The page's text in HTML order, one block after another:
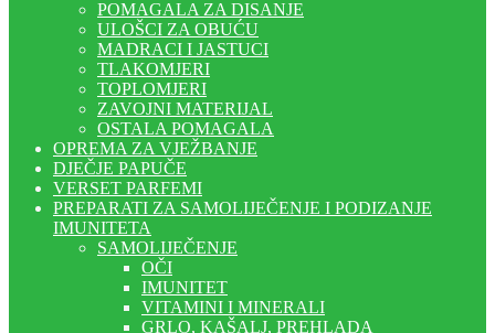
POMAGALA ZA DISANJE
ULOŠCI ZA OBUĆU
MADRACI I JASTUCI
TLAKOMJERI
TOPLOMJERI
ZAVOJNI MATERIJAL
OSTALA POMAGALA
OPREMA ZA VJEŽBANJE
DJEČJE PAPUČE
VERSET PARFEMI
PREPARATI ZA SAMOLIJEČENJE I PODIZANJE
IMUNITETA
SAMOLIJEČENJE
OČI
IMUNITET
VITAMINI I MINERALI
GRLO, KAŠALJ, PREHLADA